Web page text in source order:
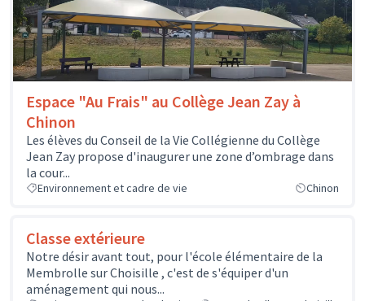
Espace "Au Frais" au Collège Jean Zay à
Chinon
Les élèves du Conseil de la Vie Collégienne du Collège
Jean Zay propose d'inaugurer une zone d’ombrage dans
la cour...
Environnement et cadre de vie Chinon
Classe extérieure
Notre désir avant tout, pour l'école élémentaire de la
Membrolle sur Choisille , c'est de s'équiper d'un
aménagement qui nous...